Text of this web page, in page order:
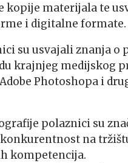
kopije materijala te
i digitalne formate.
su usvajali znanja
krajnjeg medijskog
Photoshopa i
polaznici su
na
kompetencija.